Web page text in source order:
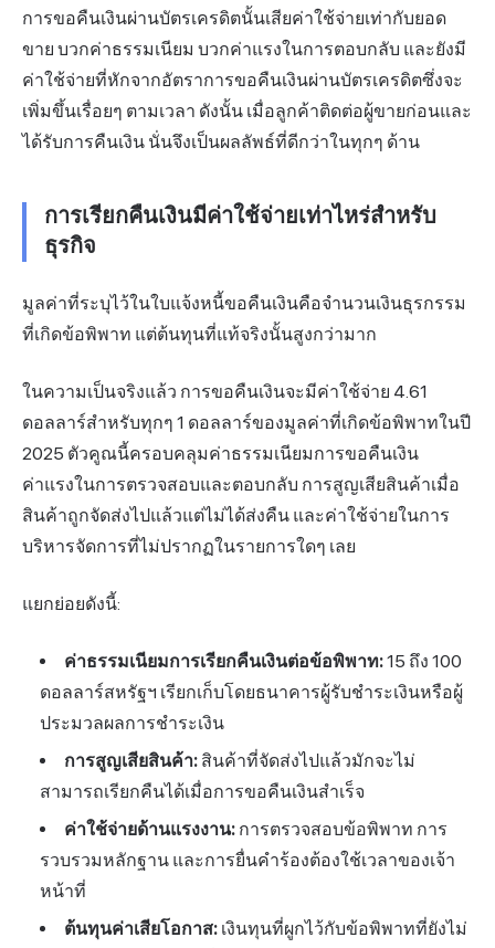
การขอคืนเงินผ่านบัตรเครดิตนั้นเสียค่าใช้จ่ายเท่ากับยอด
ขาย บวกค่าธรรมเนียม บวกค่าแรงในการตอบกลับ และยังมี
ค่าใช้จ่ายที่หักจากอัตราการขอคืนเงินผ่านบัตรเครดิตซึ่งจะ
เพิ่มขึ้นเรื่อยๆ ตามเวลา ดังนั้น เมื่อลูกค้าติดต่อผู้ขายก่อนและ
ได้รับการคืนเงิน นั่นจึงเป็นผลลัพธ์ที่ดีกว่าในทุกๆ ด้าน
การเรียกคืนเงินมีค่าใช้จ่ายเท่าไหร่สำหรับ
ธุรกิจ
มูลค่าที่ระบุไว้ในใบแจ้งหนี้ขอคืนเงินคือจำนวนเงินธุรกรรม
ที่เกิดข้อพิพาท แต่ต้นทุนที่แท้จริงนั้นสูงกว่ามาก
ในความเป็นจริงแล้ว การขอคืนเงินจะมีค่าใช้จ่าย 4.61
ดอลลาร์สำหรับทุกๆ 1 ดอลลาร์ของมูลค่าที่เกิดข้อพิพาทในปี
2025 ตัวคูณนี้ครอบคลุมค่าธรรมเนียมการขอคืนเงิน
ค่าแรงในการตรวจสอบและตอบกลับ การสูญเสียสินค้าเมื่อ
สินค้าถูกจัดส่งไปแล้วแต่ไม่ได้ส่งคืน และค่าใช้จ่ายในการ
บริหารจัดการที่ไม่ปรากฏในรายการใดๆ เลย
แยกย่อยดังนี้:
ค่าธรรมเนียมการเรียกคืนเงินต่อข้อพิพาท:15 ถึง 100
ดอลลาร์สหรัฐฯ เรียกเก็บโดยธนาคารผู้รับชำระเงินหรือผู้
ประมวลผลการชำระเงิน
การสูญเสียสินค้า: สินค้าที่จัดส่งไปแล้วมักจะไม่
สามารถเรียกคืนได้เมื่อการขอคืนเงินสำเร็จ
ค่าใช้จ่ายด้านแรงงาน: การตรวจสอบข้อพิพาท การ
รวบรวมหลักฐาน และการยื่นคำร้องต้องใช้เวลาของเจ้า
หน้าที่
ต้นทุนค่าเสียโอกาส: เงินทุนที่ผูกไว้กับข้อพิพาทที่ยังไม่